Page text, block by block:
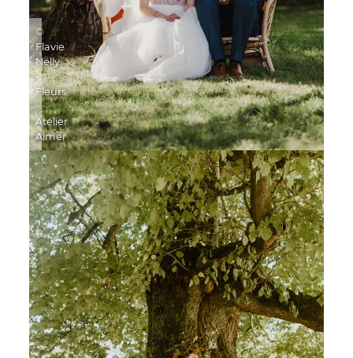
©
Flavie
Nelly
-
Fleurs
:
Atelier
Aimer